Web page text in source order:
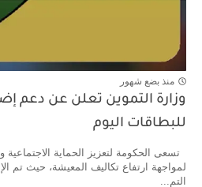
منذ بضع شهور
للبطاقات اليوم
تسعى الحكومة لتعزيز الحماية الاجتماعية
لمواجهة ارتفاع تكاليف المعيشة، حيث تم
التم...